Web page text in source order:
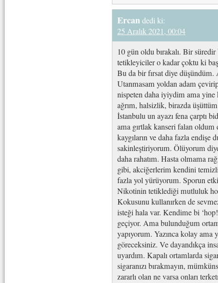
Ercandedi ki:
25 Aralık 2021, 00:04
10 gün oldu bırakalı. Bir
tetikleyiciler o kadar çoktu ki
Bu da bir fırsat diye
Utanmasam yoldan adam
nispeten daha iyiydim ama yine
ağrım, halsizlik, birazda
İstanbulu un ayazı fena çarptı
ama gırtlak kanseri falan
kaygıların ve daha fazla
sakinleştiriyorum. Ölüyorum
daha rahatım. Hasta olmama
gibi, akciğerlerim kendini
fazla yol yürüyorum. Sporun
Nikotinin tetiklediği mutluluk
Kokusunu kullanırken de
isteği hala var. Kendime bi
geçiyor. Ama bulunduğum
yapıyorum. Yazınca kolay ama
göreceksiniz. Ve dayandıkça
uyardım. Kapalı ortamlarda
sigaranızı bırakmayın,
zararlı olan ne varsa onları